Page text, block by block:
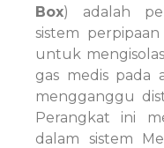
Box) adalah
sistem
untuk
gas medis pada
mengganggu
Perangkat ini
dalam sistem